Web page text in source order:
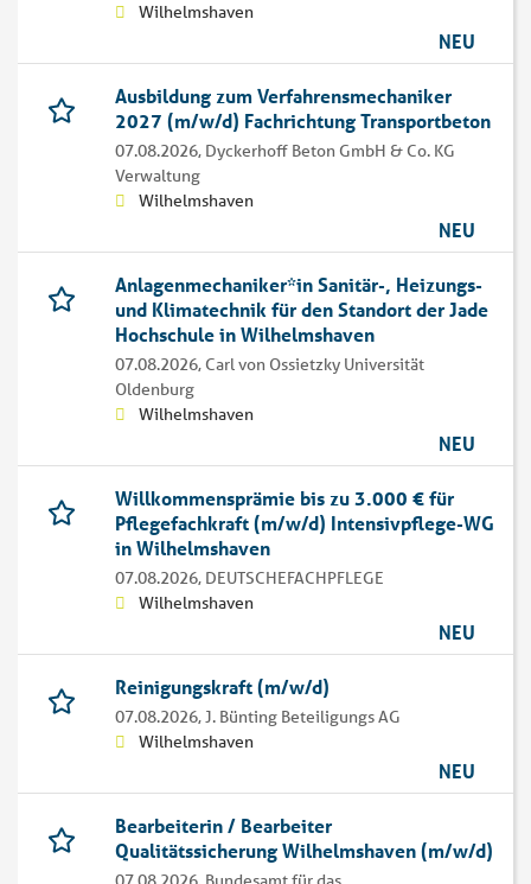
Wilhelmshaven
NEU
Ausbildung zum Verfahrensmechaniker
2027 (m/w/d) Fachrichtung Transportbeton
07.08.2026, Dyckerhoff Beton GmbH & Co. KG
Verwaltung
Wilhelmshaven
NEU
Anlagenmechaniker*in Sanitär-, Heizungs-
und Klimatechnik für den Standort der Jade
Hochschule in Wilhelmshaven
07.08.2026, Carl von Ossietzky Universität
Oldenburg
Wilhelmshaven
NEU
Willkommensprämie bis zu 3.000 € für
Pflegefachkraft (m/w/d) Intensivpflege-WG
in Wilhelmshaven
07.08.2026, DEUTSCHEFACHPFLEGE
Wilhelmshaven
NEU
Reinigungskraft (m/w/d)
07.08.2026,J. Bünting Beteiligungs AG
Wilhelmshaven
NEU
Bearbeiterin / Bearbeiter
Qualitätssicherung Wilhelmshaven (m/w/d)